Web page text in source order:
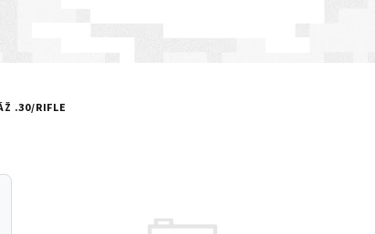
.30/RIFLE